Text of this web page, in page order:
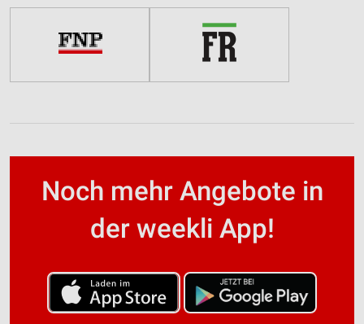
Noch mehr Angebote in
der weekli App!